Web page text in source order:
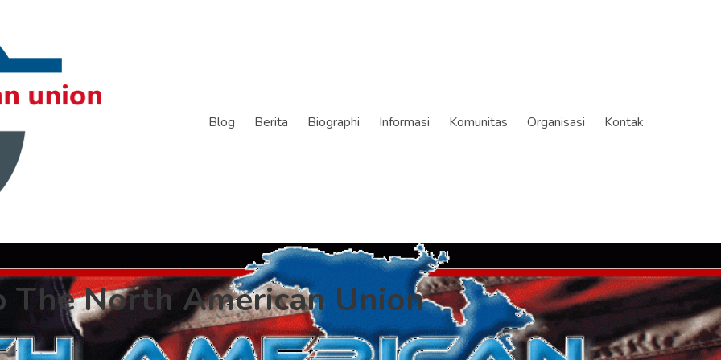
Blog Berita Biographi Informasi Komunitas Organisasi Kontak
The North American Union